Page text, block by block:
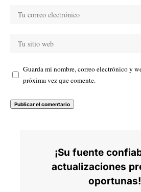
Guarda mi nombre, correo electrónico y
próxima vez que comente.
¡Su fuente
actualizaciones
oportunas!